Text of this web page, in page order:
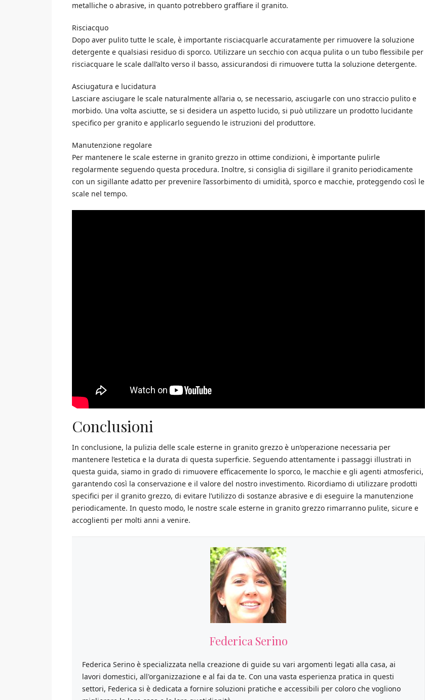
metalliche o abrasive, in quanto potrebbero graffiare il granito.
Risciacquo
Dopo aver pulito tutte le scale, è importante risciacquarle accuratamente per rimuovere la soluzione
detergente e qualsiasi residuo di sporco. Utilizzare un secchio con acqua pulita o un tubo flessibile per
risciacquare le scale dall’alto verso il basso, assicurandosi di rimuovere tutta la soluzione detergente.
Asciugatura e lucidatura
Lasciare asciugare le scale naturalmente all’aria o, se necessario, asciugarle con uno straccio pulito e
morbido. Una volta asciutte, se si desidera un aspetto lucido, si può utilizzare un prodotto lucidante
specifico per granito e applicarlo seguendo le istruzioni del produttore.
Manutenzione regolare
Per mantenere le scale esterne in granito grezzo in ottime condizioni, è importante pulirle
regolarmente seguendo questa procedura. Inoltre, si consiglia di sigillare il granito periodicamente
con un sigillante adatto per prevenire l’assorbimento di umidità, sporco e macchie, proteggendo così le
scale nel tempo.
Conclusioni
In conclusione, la pulizia delle scale esterne in granito grezzo è un’operazione necessaria per
mantenere l’estetica e la durata di questa superficie. Seguendo attentamente i passaggi illustrati in
questa guida, siamo in grado di rimuovere efficacemente lo sporco, le macchie e gli agenti atmosferici,
garantendo così la conservazione e il valore del nostro investimento. Ricordiamo di utilizzare prodotti
specifici per il granito grezzo, di evitare l’utilizzo di sostanze abrasive e di eseguire la manutenzione
periodicamente. In questo modo, le nostre scale esterne in granito grezzo rimarranno pulite, sicure e
accoglienti per molti anni a venire.
Federica Serino
Federica Serino è specializzata nella creazione di guide su vari argomenti legati alla casa, ai
lavori domestici, all'organizzazione e al fai da te. Con una vasta esperienza pratica in questi
settori, Federica si è dedicata a fornire soluzioni pratiche e accessibili per coloro che vogliono